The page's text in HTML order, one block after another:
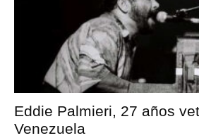
Eddie Palmieri, 27 años
Venezuela